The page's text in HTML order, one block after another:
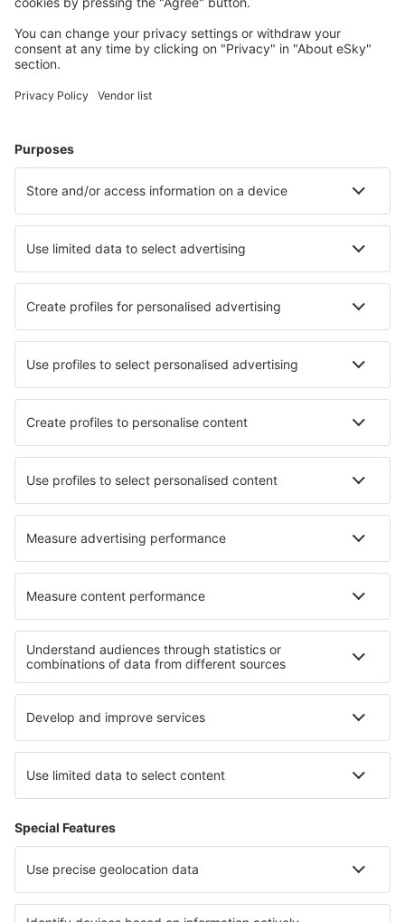
Cele mai căutate hoteluri de către utilizatorii eSky
Hoteluri în Italia - Orașe populare
Hoteluri în Napoli
Hoteluri în Viareggio Hoteluri în Bergamo
Hoteluri în Tropea Hoteluri în Lipari
Cele mai bune hoteluri - orașe
Hoteluri în Carbunari Hoteluri în Gartow
Hoteluri în Branford Hoteluri în Los Realejos
Hoteluri în Kirchschlag bei Linz Hoteluri în Dębska Kuźnia
Hoteluri în Graberje Ivanićko Hoteluri în Haldern
Hoteluri în Ramot
Cele mai bune hoteluri - regiuni
Hoteluri in Sardinia Hoteluri in Val di Fassa
Hoteluri in Lacul Como Hoteluri in Abruzzo
Hoteluri in Calabria Hoteluri in Sadecki Beskids
Hoteluri în La Plagne Hoteluri in Krabi
Hoteluri in Macedonia Centrală